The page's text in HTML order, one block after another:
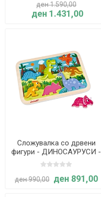
ден 1.590,00
ден 1.431,00
Сложувалка со дрвени
фигури - ДИНОСАУРУСИ -
Janod
ден 990,00 ден 891,00